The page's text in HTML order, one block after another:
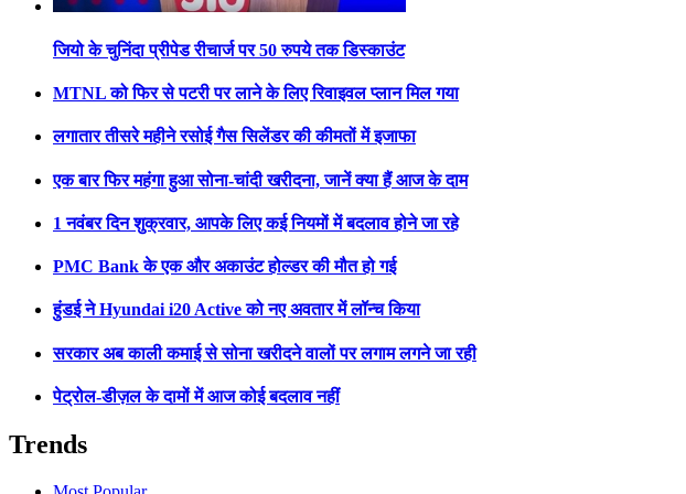
जियो के चुनिंदा प्रीपेड रीचार्ज पर 50 रुपये तक डिस्काउंट
MTNL को फिर से पटरी पर लाने के लिए रिवाइवल प्लान मिल गया
लगातार तीसरे महीने रसोई गैस सिलेंडर की कीमतों में इजाफा
एक बार फिर महंगा हुआ सोना-चांदी खरीदना, जानें क्या हैं आज के दाम
1 नवंबर दिन शुक्रवार, आपके लिए कई नियमों में बदलाव होने जा रहे
PMC Bank के एक और अकाउंट होल्डर की मौत हो गई
हुंडई ने Hyundai i20 Active को नए अवतार में लॉन्च किया
सरकार अब काली कमाई से सोना खरीदने वालों पर लगाम लगने जा रही
पेट्रोल-डीज़ल के दामों में आज कोई बदलाव नहीं
Trends